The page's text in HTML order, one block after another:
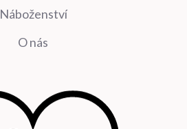
Náboženství
O nás